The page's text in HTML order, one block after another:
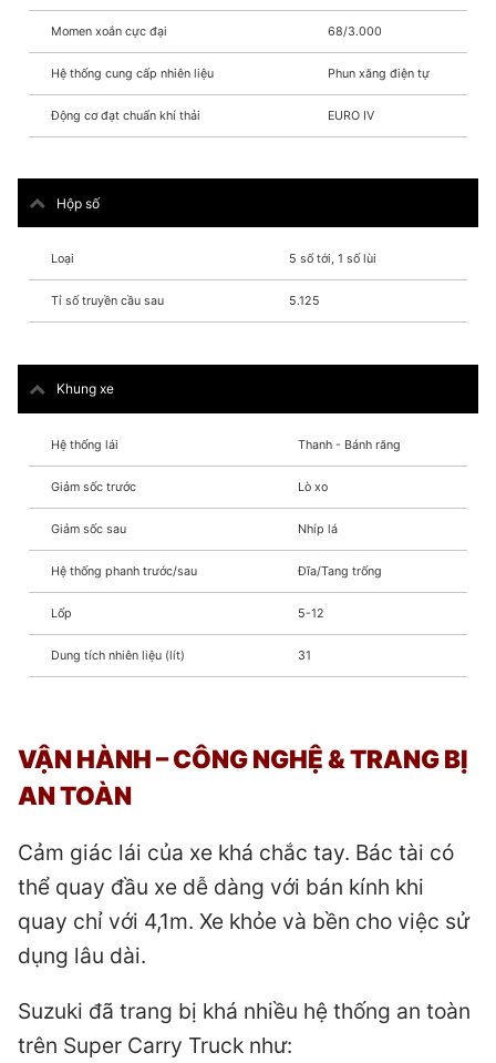
Momen xoắn cực đại 68/3.000
Hệ thống cung cấp nhiên liệu Phun xăng điện tự
Động cơ đạt chuẩn khí thải EURO IV
Hộp số
Loại 5 số tới, 1 số lùi
Tỉ số truyền cầu sau 5.125
Khung xe
Hệ thống lái Thanh - Bánh răng
Giảm sốc trước Lò xo
Giảm sốc sau Nhíp lá
Hệ thống phanh trước/sau Đĩa/Tang trống
Lốp 5-12
Dung tích nhiên liệu (lít) 31
VẬN HÀNH –CÔNG NGHỆ & TRANG BỊ
AN TOÀN
Cảm giác lái của xe khá chắc tay. Bác tài có
thể quay đầu xe dễ dàng với bán kính khi
quay chỉ với 4,1m. Xe khỏe và bền cho việc sử
dụng lâu dài.
Suzuki đã trang bị khá nhiều hệ thống an toàn
trên Super Carry Truck như: